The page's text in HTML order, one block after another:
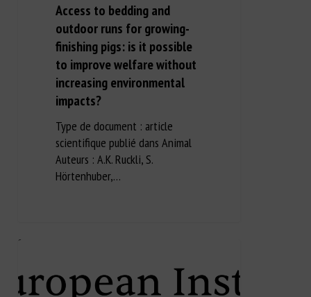
Access to bedding and
outdoor runs for growing-
finishing pigs: is it possible
to improve welfare without
increasing environmental
impacts?
Type de document : article
scientifique publié dans Animal
Auteurs : A.K. Ruckli, S.
Hörtenhuber,…